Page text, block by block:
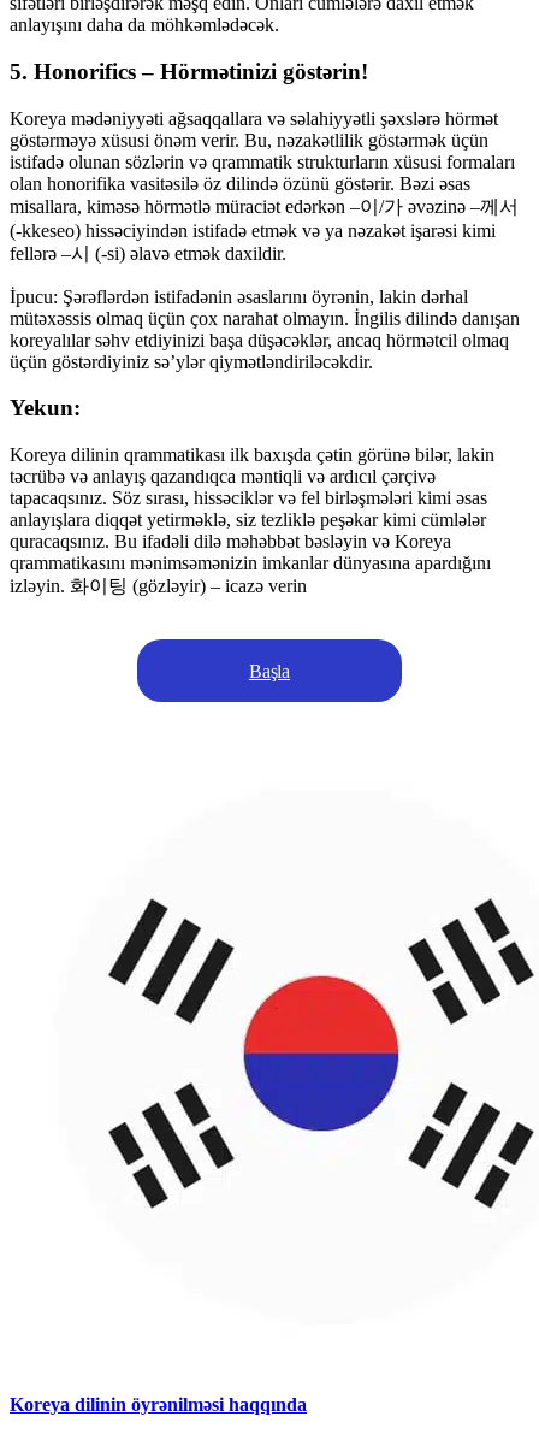
anlayışını daha da möhkəmlədəcək.
5. Honorifics – Hörmətinizi göstərin!
Koreya mədəniyyəti ağsaqqallara və səlahiyyətli şəxslərə hörmət
göstərməyə xüsusi önəm verir. Bu, nəzakətlilik göstərmək üçün
istifadə olunan sözlərin və qrammatik strukturların xüsusi formaları
olan honorifika vasitəsilə öz dilində özünü göstərir. Bəzi əsas
misallara, kiməsə hörmətlə müraciət edərkən –이/가 əvəzinə –께서
(-kkeseo) hissəciyindən istifadə etmək və ya nəzakət işarəsi kimi
fellərə –시 (-si) əlavə etmək daxildir.
İpucu: Şərəflərdən istifadənin əsaslarını öyrənin, lakin dərhal
mütəxəssis olmaq üçün çox narahat olmayın. İngilis dilində danışan
koreyalılar səhv etdiyinizi başa düşəcəklər, ancaq hörmətcil olmaq
üçün göstərdiyiniz sə’ylər qiymətləndiriləcəkdir.
Yekun:
Koreya dilinin qrammatikası ilk baxışda çətin görünə bilər, lakin
təcrübə və anlayış qazandıqca məntiqli və ardıcıl çərçivə
tapacaqsınız. Söz sırası, hissəciklər və fel birləşmələri kimi əsas
anlayışlara diqqət yetirməklə, siz tezliklə peşəkar kimi cümlələr
quracaqsınız. Bu ifadəli dilə məhəbbət bəsləyin və Koreya
qrammatikasını mənimsəmənizin imkanlar dünyasına apardığını
izləyin. 화이팅 (gözləyir) – icazə verin
Başla
Koreya dilinin öyrənilməsi haqqında